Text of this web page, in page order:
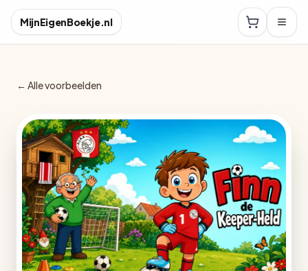
MijnEigenBoekje.nl
← Alle voorbeelden